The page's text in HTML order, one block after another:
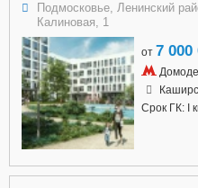
Подмосковье, Ленинский
Калиновая, 1
от 7 000
Срок ГК: I